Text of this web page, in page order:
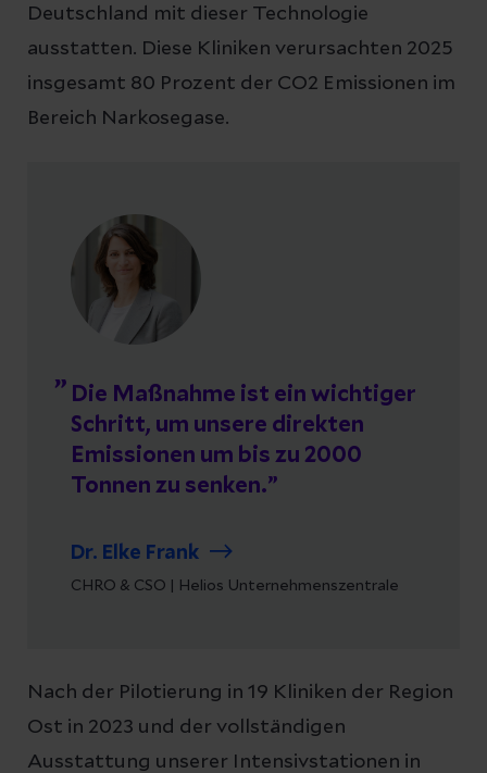
Deutschland mit dieser Technologie
ausstatten. Diese Kliniken verursachten 2025
insgesamt 80 Prozent der CO2 Emissionen im
Bereich Narkosegase.
CHRO & CSO | Helios Unternehmenszentrale
Die Maßnahme ist ein wichtiger
Schritt, um unsere direkten
Emissionen um bis zu 2000
Tonnen zu senken.
Dr. Elke Frank
Nach der Pilotierung in 19 Kliniken der Region
Ost in 2023 und der vollständigen
Ausstattung unserer Intensivstationen in